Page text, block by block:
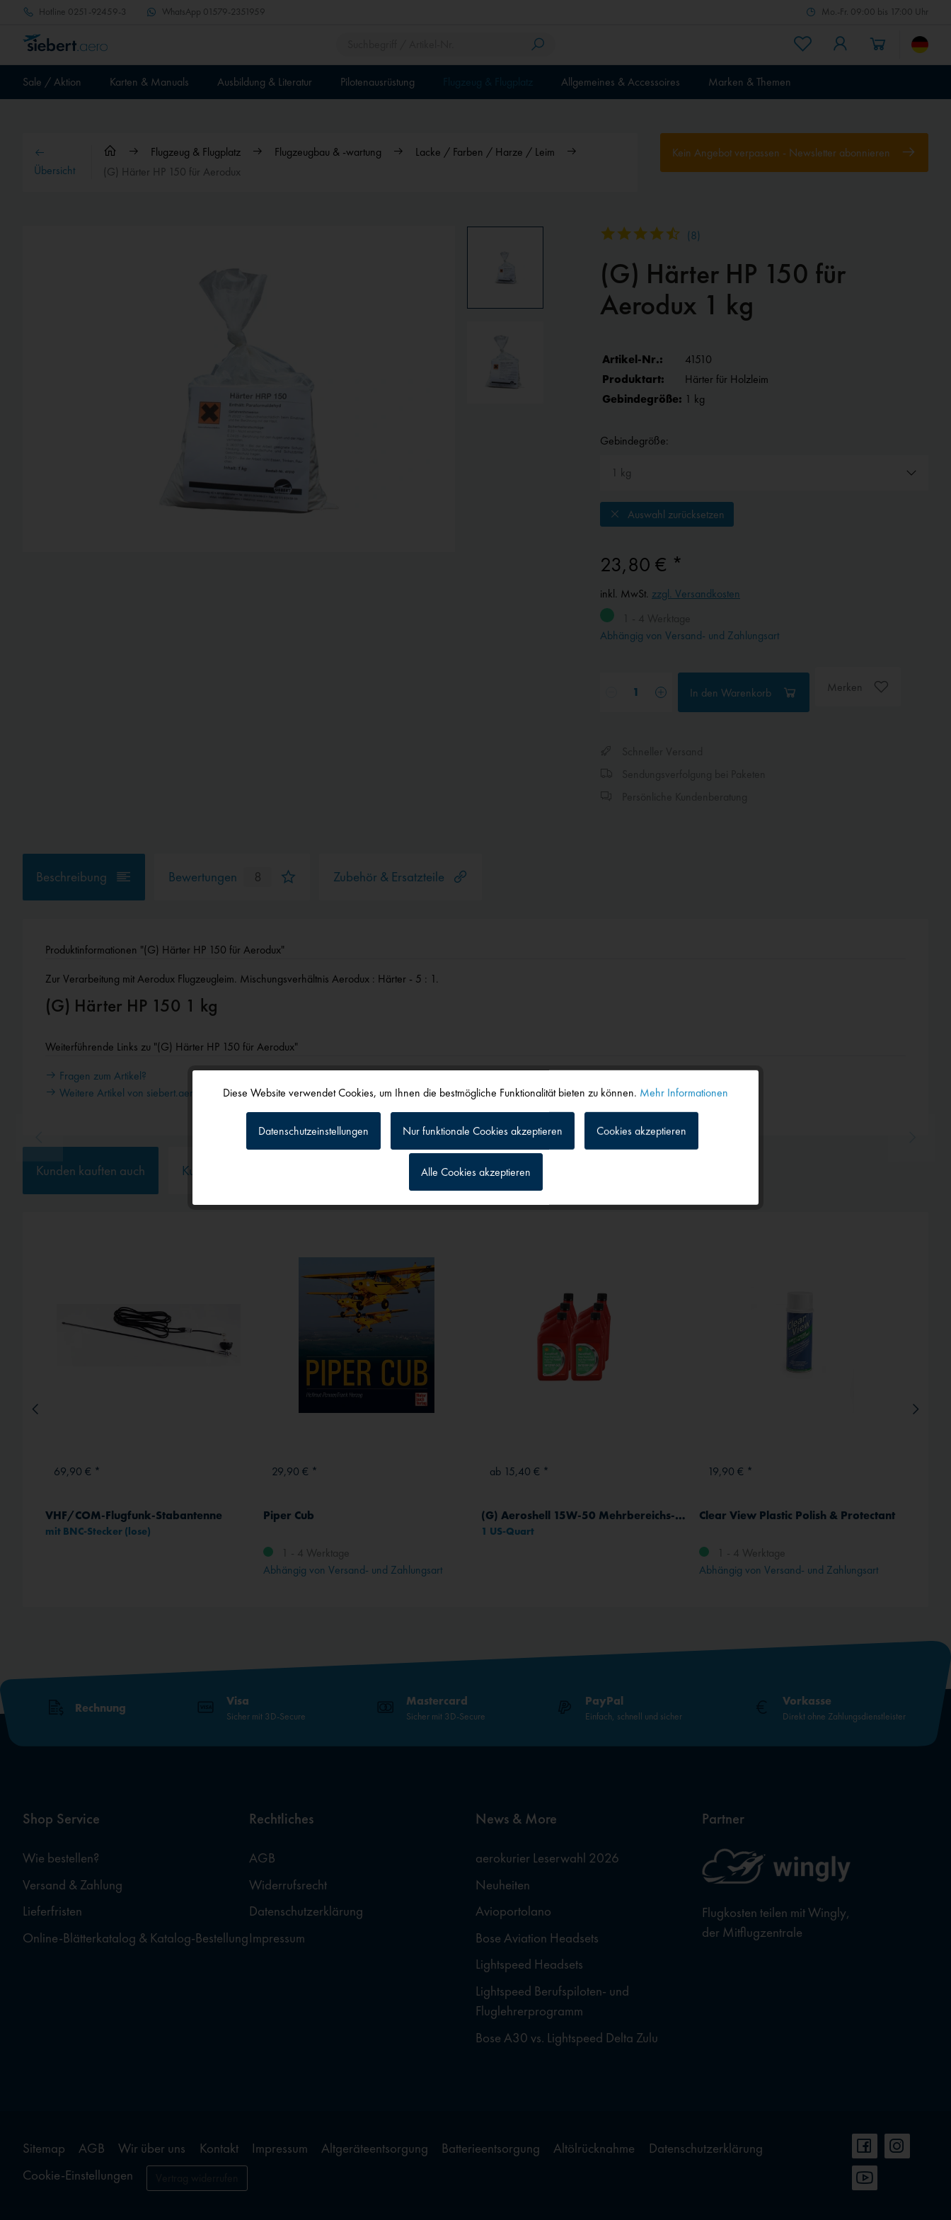
Hotline 0251-92459-3 WhatsApp 01579-2351959 Mo.-Fr. 09:00 bis 17:00 Uhr
Sale / Aktion Karten & Manuals Ausbildung & Literatur Pilotenausrüstung Allgemeines & Accessoires Marken & Themen
Übersicht
Flugzeug & Flugplatz Flugzeugbau & -wartung
Lacke / Farben / Harze / Leim
(G) Härter HP 150 für Aerodux
Kein Angebot verpassen - Newsletter abonnieren
(8)
(G) Härter HP 150 für
Aerodux 1 kg
Artikel-Nr.:
41510
Produktart:
Härter für Holzleim
Gebindegröße: 1 kg
Gebindegröße:
Auswahl zurücksetzen
23,80 € *
inkl. MwSt. zzgl. Versandkosten
Abhängig von Versand- und Zahlungsart
In den Warenkorb Merken
Beschreibung Bewertungen 8 Zubehör & Ersatzteile
Produktinformationen "(G) Härter HP 150 für Aerodux"
Zur Verarbeitung mit Aerodux Flugzeugleim. Mischungsverhältnis Aerodux : Härter - 5 : 1.
(G) Härter HP 150 1 kg
Weiterführende Links zu "(G) Härter HP 150 für Aerodux"
Fragen zum Artikel?
Weitere Artikel von siebert.aero
Kunden kauften auch Kunden haben sich ebenfalls angesehen
69,90 € *
VHF/COM-Flugfunk-Stabantenne
mit BNC-Stecker (lose)
29,90 € *
Piper Cub
1 - 4 Werktage
Abhängig von Versand- und Zahlungsart
ab 15,40 € *
(G) Aeroshell 15W-50 Mehrbereichs-Luftfahrt-Öl für Kolbenmotoren
1 US-Quart
19,90 € *
Clear View Plastic Polish & Protectant
1 - 4 Werktage
Abhängig von Versand- und Zahlungsart
Rechnung Visa
Sicher mit 3D-Secure
Mastercard
Sicher mit 3D-Secure
PayPal
Einfach, schnell und sicher
Vorkasse
Direkt ohne Zahlungsdienstleister
Shop Service
Wie bestellen?
Versand & Zahlung
Lieferfristen
Online-Blätterkatalog & Katalog-Bestellung
Rechtliches
AGB
Widerrufsrecht
Datenschutzerklärung
Impressum
News & More
aerokurier Leserwahl 2026
Neuheiten
Avioportolano
Bose Aviation Headsets
Lightspeed Headsets
Lightspeed Berufspiloten- und
Fluglehrerprogramm
Bose A30 vs. Lightspeed Delta Zulu
Partner
Flugkosten teilen mit Wingly,
der Mitflugzentrale
Sitemap AGB Wir über uns Kontakt Impressum Altgeräteentsorgung Batterieentsorgung Altölrücknahme
Datenschutzerklärung
Cookie-Einstellungen
Tracking Inaktiv
Diese Website verwendet Cookies, um Ihnen die bestmögliche Funktionalität bieten zu können. Mehr Informationen
Datenschutzeinstellungen Nur funktionale Cookies akzeptieren Cookies akzeptieren
Alle Cookies akzeptieren